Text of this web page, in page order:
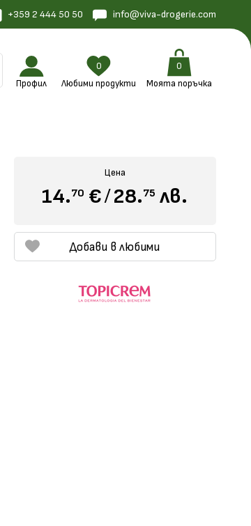
+359 2 444 50 50 info@viva-drogerie.com
Профил Любими продукти
0
0
Моята поръчка
Цена
14.70 €/28.75 лв.
Добави в любими